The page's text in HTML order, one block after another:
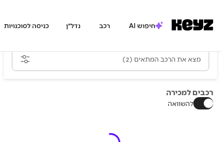
חיפוש AI רכב נדל״ן כניסה לסוכנויות
מצא את הרכב המתאים (2)
רכבים למכירה
להשוואה